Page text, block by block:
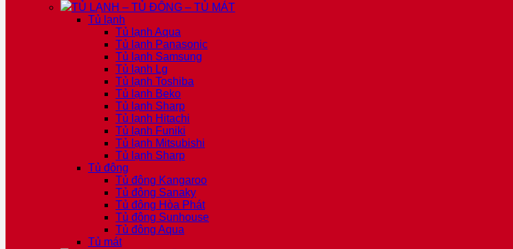
TỦ LẠNH – TỦ ĐÔNG – TỦ MÁT
Tủ lạnh
Tủ lạnh Aqua
Tủ lạnh Panasonic
Tủ lạnh Samsung
Tủ lạnh Lg
Tủ lạnh Toshiba
Tủ lạnh Beko
Tủ lạnh Sharp
Tủ lạnh Hitachi
Tủ lạnh Funiki
Tủ lạnh Mitsubishi
Tủ lạnh Sharp
Tủ đông
Tủ đông Kangaroo
Tủ đông Sanaky
Tủ đông Hòa Phát
Tủ đông Sunhouse
Tủ đông Aqua
Tủ mát